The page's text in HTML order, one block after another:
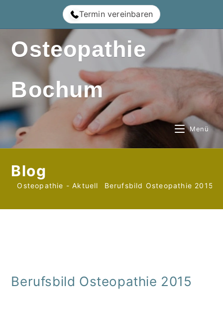
springen
Termin vereinbaren
Osteopathie
Bochum
Menü
Blog
Osteopathie - Aktuell Berufsbild Osteopathie 2015
Berufsbild Osteopathie 2015